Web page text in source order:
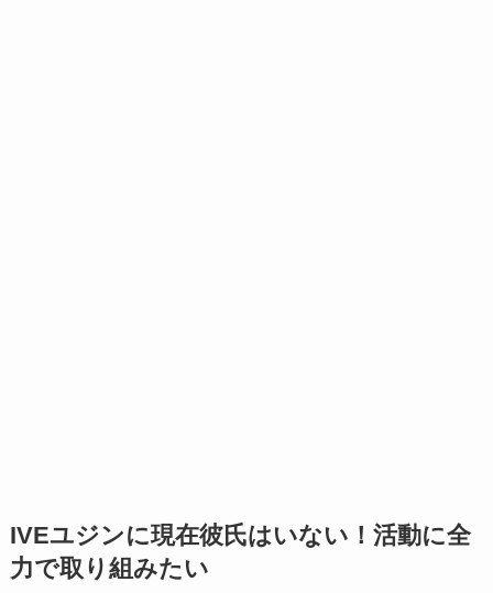
IVEユジンに現在彼氏はいない！活動に全
力で取り組みたい